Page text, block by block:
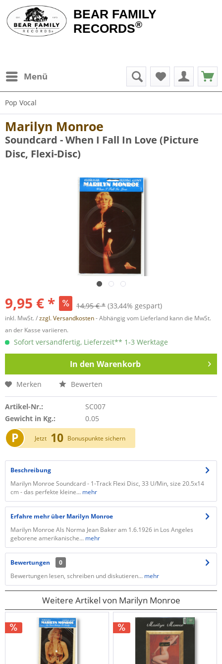
BEAR FAMILY
RECORDS®
Menü
Pop Vocal
Marilyn Monroe
Soundcard - When I Fall In Love (Picture
Disc, Flexi-Disc)
9,95 € * 14,95 € * (33,44% gespart)
inkl. MwSt. /zzgl. Versandkosten- Abhängig vom Lieferland kann die MwSt.
an der Kasse variieren.
Sofort versandfertig, Lieferzeit** 1-3 Werktage
In den Warenkorb
Merken Bewerten
Artikel-Nr.:
SC007
Gewicht in Kg.:
0.05
P Jetzt 10 Bonuspunkte sichern
Beschreibung
Marilyn Monroe Soundcard - 1-Track Flexi Disc, 33 U/Min, size 20.5x14
cm - das perfekte kleine... mehr
Erfahre mehr über Marilyn Monroe
Marilyn Monroe Als Norma Jean Baker am 1.6.1926 in Los Angeles
geborene amerikanische... mehr
Bewertungen
0
Bewertungen lesen, schreiben und diskutieren... mehr
Weitere Artikel von Marilyn Monroe